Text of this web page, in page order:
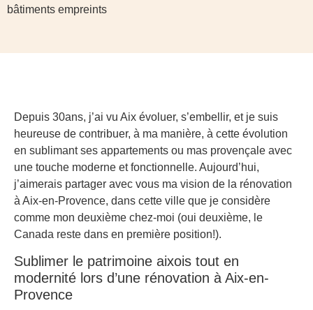
bâtiments empreints
Depuis 30ans, j’ai vu Aix évoluer, s’embellir, et je suis
heureuse de contribuer, à ma manière, à cette évolution
en sublimant ses appartements ou mas provençale avec
une touche moderne et fonctionnelle. Aujourd’hui,
j’aimerais partager avec vous ma vision de la rénovation
à Aix-en-Provence, dans cette ville que je considère
comme mon deuxième chez-moi (oui deuxième, le
Canada reste dans en première position!).
Sublimer le patrimoine aixois tout en
modernité lors d’une rénovation à Aix-en-
Provence